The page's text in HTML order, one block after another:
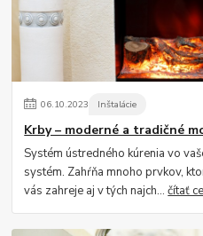
06.10.2023 Inštalácie
Krby – moderné a tradičné
Systém ústredného kúrenia vo
systém. Zahŕňa mnoho prvkov,
vás zahreje aj v tých najch...čítať